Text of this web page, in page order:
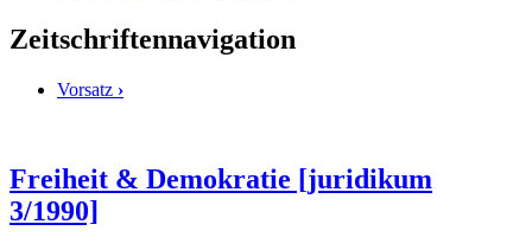
Zeitschriftennavigation
Vorsatz ›
Freiheit & Demokratie [juridikum
3/1990]